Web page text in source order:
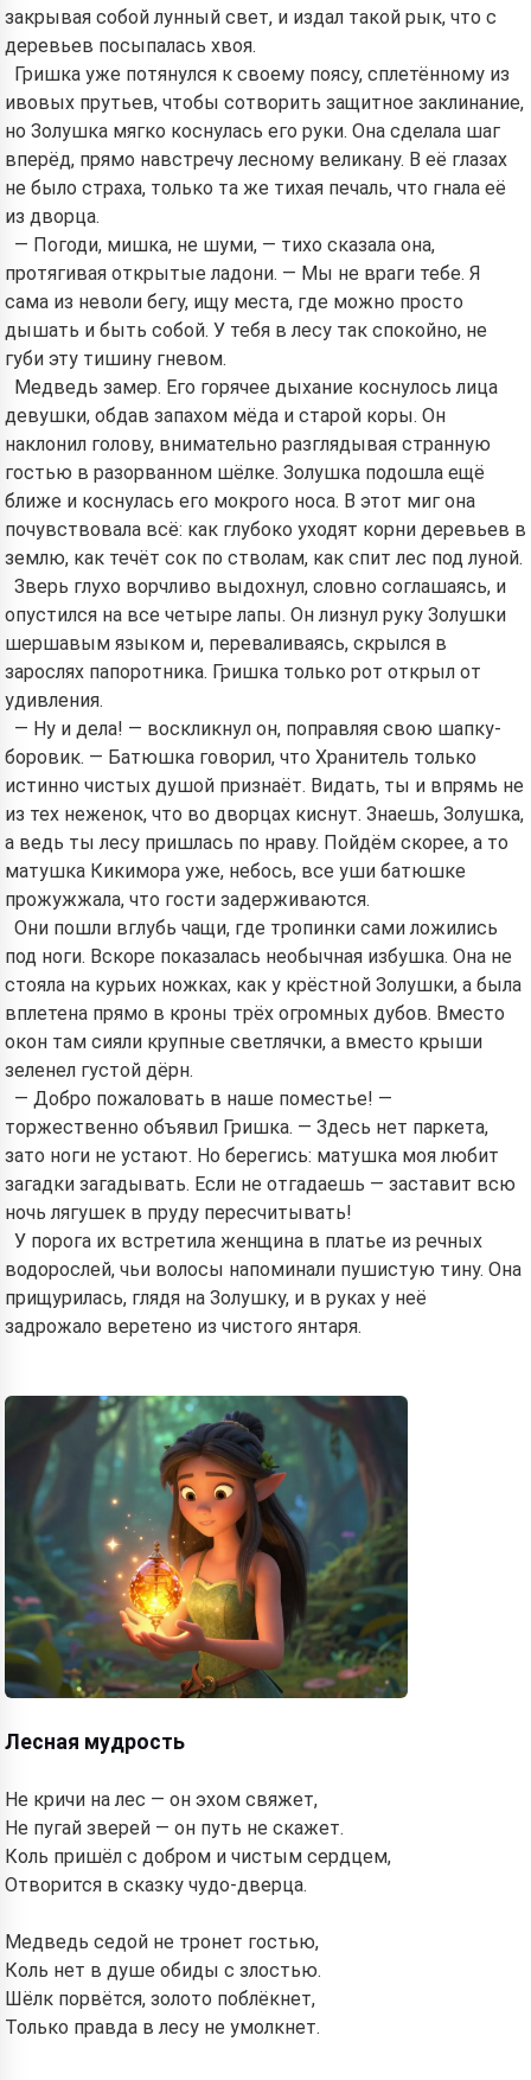
закрывая собой лунный свет, и издал такой рык, что с
деревьев посыпалась хвоя.
Гришка уже потянулся к своему поясу, сплетённому из
ивовых прутьев, чтобы сотворить защитное заклинание,
но Золушка мягко коснулась его руки. Она сделала шаг
вперёд, прямо навстречу лесному великану. В её глазах
не было страха, только та же тихая печаль, что гнала её
из дворца.
— Погоди, мишка, не шуми, — тихо сказала она,
протягивая открытые ладони. — Мы не враги тебе. Я
сама из неволи бегу, ищу места, где можно просто
дышать и быть собой. У тебя в лесу так спокойно, не
губи эту тишину гневом.
Медведь замер. Его горячее дыхание коснулось лица
девушки, обдав запахом мёда и старой коры. Он
наклонил голову, внимательно разглядывая странную
гостью в разорванном шёлке. Золушка подошла ещё
ближе и коснулась его мокрого носа. В этот миг она
почувствовала всё: как глубоко уходят корни деревьев в
землю, как течёт сок по стволам, как спит лес под луной.
Зверь глухо ворчливо выдохнул, словно соглашаясь, и
опустился на все четыре лапы. Он лизнул руку Золушки
шершавым языком и, переваливаясь, скрылся в
зарослях папоротника. Гришка только рот открыл от
удивления.
— Ну и дела! — воскликнул он, поправляя свою шапку-
боровик. — Батюшка говорил, что Хранитель только
истинно чистых душой признаёт. Видать, ты и впрямь не
из тех неженок, что во дворцах киснут. Знаешь, Золушка,
а ведь ты лесу пришлась по нраву. Пойдём скорее, а то
матушка Кикимора уже, небось, все уши батюшке
прожужжала, что гости задерживаются.
Они пошли вглубь чащи, где тропинки сами ложились
под ноги. Вскоре показалась необычная избушка. Она не
стояла на курьих ножках, как у крёстной Золушки, а была
вплетена прямо в кроны трёх огромных дубов. Вместо
окон там сияли крупные светлячки, а вместо крыши
зеленел густой дёрн.
— Добро пожаловать в наше поместье! —
торжественно объявил Гришка. — Здесь нет паркета,
зато ноги не устают. Но берегись: матушка моя любит
загадки загадывать. Если не отгадаешь — заставит всю
ночь лягушек в пруду пересчитывать!
У порога их встретила женщина в платье из речных
водорослей, чьи волосы напоминали пушистую тину. Она
прищурилась, глядя на Золушку, и в руках у неё
задрожало веретено из чистого янтаря.
Лесная мудрость
Не кричи на лес — он эхом свяжет,
Не пугай зверей — он путь не скажет.
Коль пришёл с добром и чистым сердцем,
Отворится в сказку чудо-дверца.
Медведь седой не тронет гостью,
Коль нет в душе обиды с злостью.
Шёлк порвётся, золото поблёкнет,
Только правда в лесу не умолкнет.